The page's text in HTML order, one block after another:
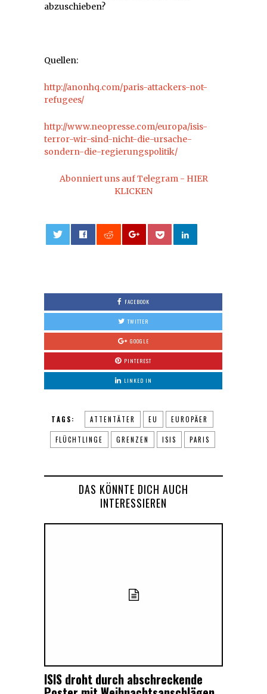
abzuschieben?
Quellen:
http://anonhq.com/paris-attackers-not-
refugees/
http://www.neopresse.com/europa/isis-
terror-wir-sind-nicht-die-ursache-
sondern-die-regierungspolitik/
Abonniert uns auf Telegram - HIER
KLICKEN
FACEBOOK
TWITTER
GOOGLE
PINTEREST
LINKED IN
TAGS: ATTENTÄTER EU EUROPÄER
FLÜCHTLINGE GRENZEN ISIS PARIS
DAS KÖNNTE DICH AUCH
INTERESSIEREN
ISIS droht durch abschreckende